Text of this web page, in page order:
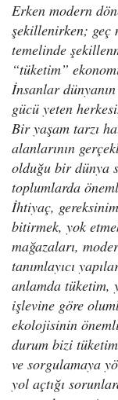
Erken modern
şekillenirken; geç
temelinde
“tüketim”
İnsanlar
gücü yeten
Bir yaşam tarzı
alanlarının
olduğu bir dünya
toplumlarda
İhtiyaç,
bitirmek, yok
mağazaları,
tanımlayıcı
anlamda tüketim,
işlevine göre
ekolojisinin
durum bizi
ve sorgulamaya
yol açtığı